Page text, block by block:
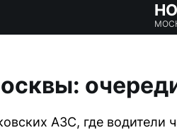
АЗС, где водители